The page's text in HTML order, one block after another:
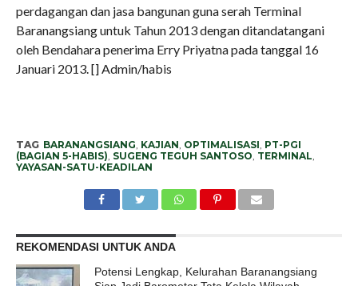
perdagangan dan jasa bangunan guna serah Terminal
Baranangsiang untuk Tahun 2013 dengan ditandatangani
oleh Bendahara penerima Erry Priyatna pada tanggal 16
Januari 2013. [] Admin/habis
TAG BARANANGSIANG, KAJIAN, OPTIMALISASI, PT-PGI
(BAGIAN 5-HABIS), SUGENG TEGUH SANTOSO, TERMINAL,
YAYASAN-SATU-KEADILAN
REKOMENDASI UNTUK ANDA
Potensi Lengkap, Kelurahan Baranangsiang